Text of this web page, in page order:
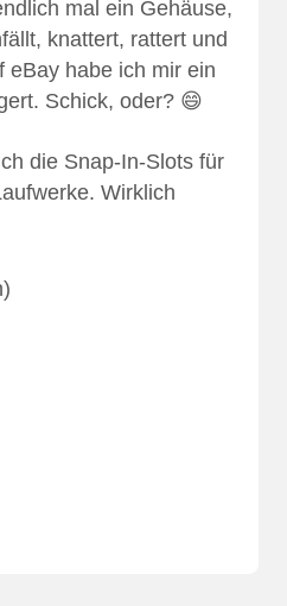
mal ein Gehäuse,
knattert, rattert und
eBay habe ich mir ein
Schick, oder? 😄
die Snap-In-Slots für
Wirklich